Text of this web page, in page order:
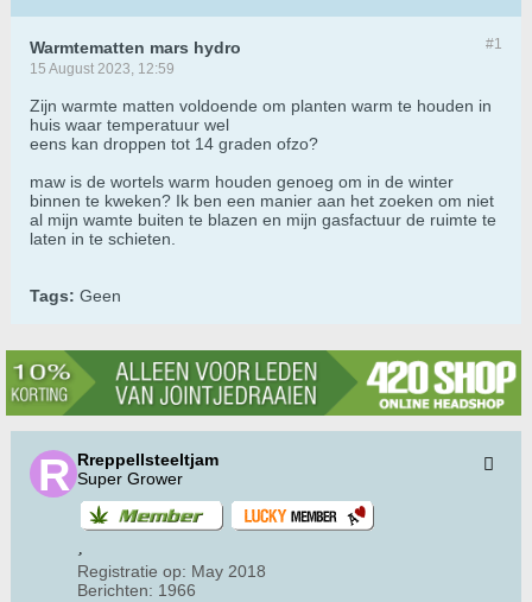
#1
Warmtematten mars hydro
15 August 2023, 12:59
Zijn warmte matten voldoende om planten warm te houden in
huis waar temperatuur wel
eens kan droppen tot 14 graden ofzo?
maw is de wortels warm houden genoeg om in de winter
binnen te kweken? Ik ben een manier aan het zoeken om niet
al mijn wamte buiten te blazen en mijn gasfactuur de ruimte te
laten in te schieten.
Tags: Geen
Rreppellsteeltjam
Super Grower
Registratie op: May 2018
Berichten: 1966